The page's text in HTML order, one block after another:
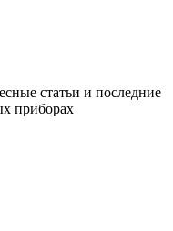
статьи и последние
приборах